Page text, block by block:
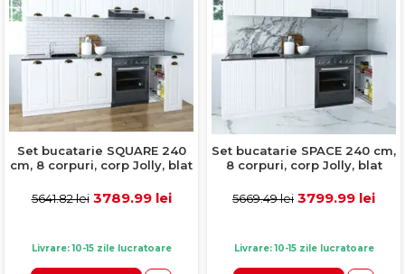
Set bucatarie SQUARE 240
cm, 8 corpuri, corp Jolly, blat
MDF, alb rustic
5641.82 lei 3789.99 lei
Livrare: 10-15 zile lucratoare
Set bucatarie SPACE 240 cm,
8 corpuri, corp Jolly, blat
MDF, alb rustic
5669.49 lei 3799.99 lei
Livrare: 10-15 zile lucratoare